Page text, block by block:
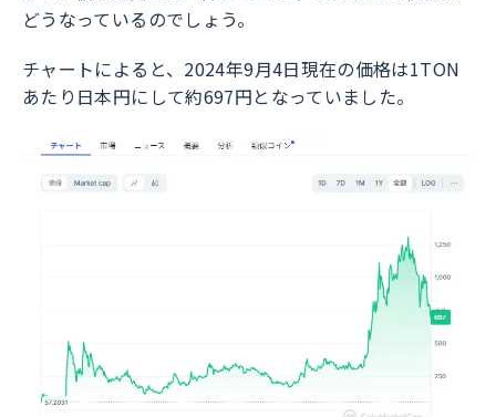
どうなっているのでしょう。
チャートによると、2024年9月4日現在の価格は1TON
あたり日本円にして約697円となっていました。